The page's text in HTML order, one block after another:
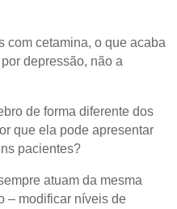
com cetamina, o que acaba
depressão, não a
de forma diferente dos
que ela pode apresentar
pacientes?
atuam da mesma
– modificar níveis de